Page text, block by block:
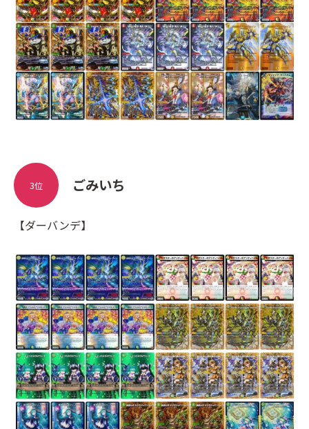
ごみいち
3位
【ダーバンデ】